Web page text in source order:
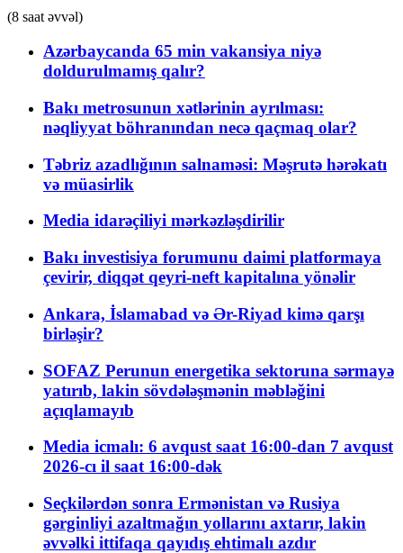
(8 saat əvvəl)
Azərbaycanda 65 min vakansiya niyə
doldurulmamış qalır?
Bakı metrosunun xətlərinin ayrılması:
nəqliyyat böhranından necə qaçmaq olar?
Təbriz azadlığının salnaməsi: Məşrutə hərəkatı
və müasirlik
Media idarəçiliyi mərkəzləşdirilir
Bakı investisiya forumunu daimi platformaya
çevirir, diqqət qeyri-neft kapitalına yönəlir
Ankara, İslamabad və Ər-Riyad kimə qarşı
birləşir?
SOFAZ Perunun energetika sektoruna sərmayə
yatırıb, lakin sövdələşmənin məbləğini
açıqlamayıb
Media icmalı: 6 avqust saat 16:00-dan 7 avqust
2026-cı il saat 16:00-dək
Seçkilərdən sonra Ermənistan və Rusiya
gərginliyi azaltmağın yollarını axtarır, lakin
əvvəlki ittifaqa qayıdış ehtimalı azdır